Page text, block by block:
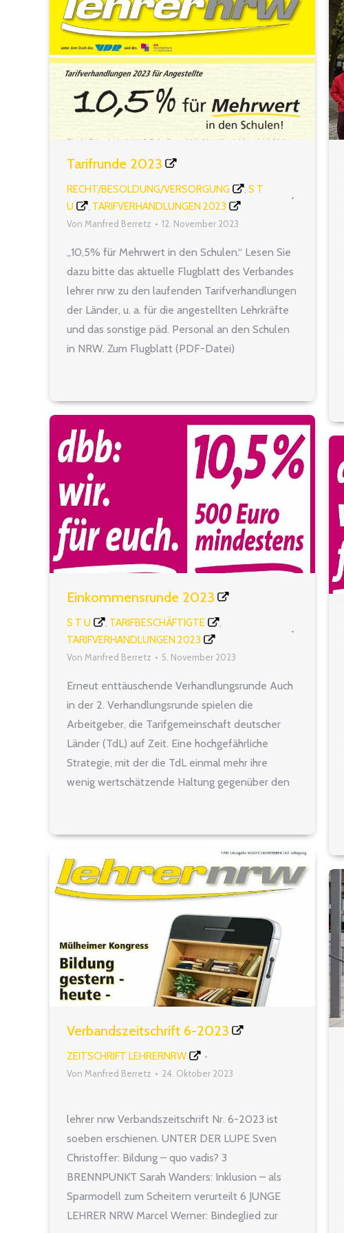
Tarifrunde 2023
RECHT/BESOLDUNG/VERSORGUNG
S T
U
TARIFVERHANDLUNGEN 2023
Von Manfred Berretz 12. November 2023
„10,5% für Mehrwert in den Schulen.“ Lesen Sie
dazu bitte das aktuelle Flugblatt des Verbandes
lehrer nrw zu den laufenden Tarifverhandlungen
der Länder, u. a. für die angestellten Lehrkräfte
und das sonstige päd. Personal an den Schulen
in NRW. Zum Flugblatt (PDF-Datei)
Einkommensrunde 2023
S T U TARIFBESCHÄFTIGTE
TARIFVERHANDLUNGEN 2023
Von Manfred Berretz 5. November 2023
Erneut enttäuschende Verhandlungsrunde Auch
in der 2. Verhandlungsrunde spielen die
Arbeitgeber, die Tarifgemeinschaft deutscher
Länder (TdL) auf Zeit. Eine hochgefährliche
Strategie, mit der die TdL einmal mehr ihre
wenig wertschätzende Haltung gegenüber den
einhergehend die dringend notwendige
Personalgewinnung auf dem Spiel stehen. Für…
Verbandszeitschrift 6-2023
ZEITSCHRIFT LEHRERNRW
Von Manfred Berretz 24. Oktober 2023
lehrer nrw Verbandszeitschrift Nr. 6-2023 ist
soeben erschienen. UNTER DER LUPE Sven
Christoffer: Bildung – quo vadis? 3
BRENNPUNKT Sarah Wanders: Inklusion – als
Sparmodell zum Scheitern verurteilt 6 JUNGE
LEHRER NRW Marcel Werner: Bindeglied zur